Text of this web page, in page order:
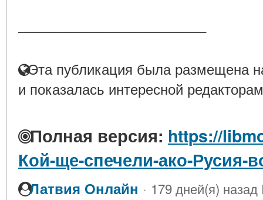
Эта публикация была размещена
и показалась интересной
Полная версия: https://
Кой-ще-спечели-ако-Русия-
Латвия Онлайн · 179 дней(я) назад